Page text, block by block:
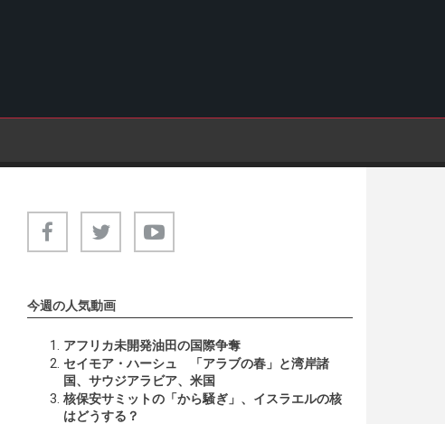
今週の人気動画
アフリカ未開発油田の国際争奪
セイモア・ハーシュ 「アラブの春」と湾岸諸
国、サウジアラビア、米国
核保安サミットの「から騒ぎ」、イスラエルの核
はどうする？